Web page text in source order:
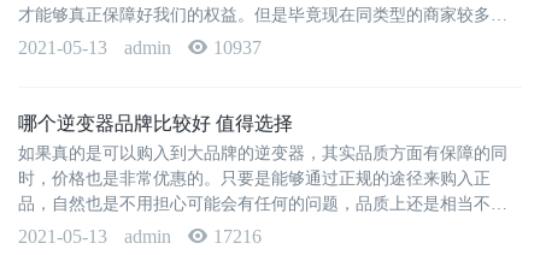
才能够真正保障好我们的权益。但是毕竟现在同类型的商家较多，
我们到底要如何来挑选到优质···
2021-05-13 admin 10937
哪个逆变器品牌比较好 值得选择
如果真的是可以购入到大品牌的逆变器，其实品质方面有保障的同
时，价格也是非常优惠的。只要是能够通过正规的途径来购入正
品，自然也是不用担心可能会有任何的问题，品质上还是相当不错
的。但是到底什么样的品牌更房···
2021-05-13 admin 17216